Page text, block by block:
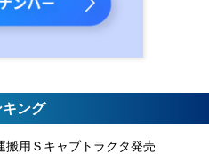
キング
搬用Ｓキャブトラクタ発売